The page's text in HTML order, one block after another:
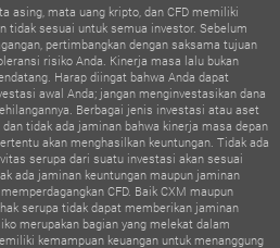
asing, mata uang kripto, dan CFD memiliki
tidak sesuai untuk semua investor. Sebelum
pertimbangkan dengan saksama tujuan
risiko Anda. Kinerja masa lalu bukan
Harap diingat bahwa Anda dapat
awal Anda; jangan menginvestasikan dana
Berbagai jenis investasi atau aset
tidak ada jaminan bahwa kinerja masa depan
akan menghasilkan keuntungan. Tidak ada
serupa dari suatu investasi akan sesuai
ada jaminan keuntungan maupun jaminan
CFD. Baik CXM maupun
serupa tidak dapat memberikan jaminan
merupakan bagian yang melekat dalam
kemampuan keuangan untuk menanggung